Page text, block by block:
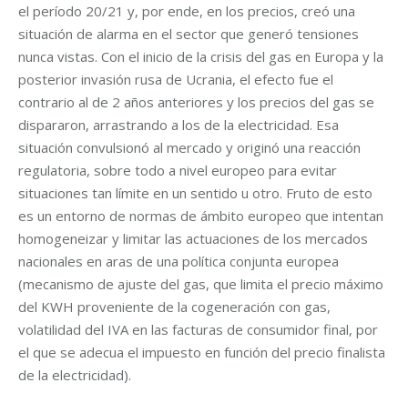
el período 20/21 y, por ende, en los precios, creó una
situación de alarma en el sector que generó tensiones
nunca vistas. Con el inicio de la crisis del gas en Europa y la
posterior invasión rusa de Ucrania, el efecto fue el
contrario al de 2 años anteriores y los precios del gas se
dispararon, arrastrando a los de la electricidad. Esa
situación convulsionó al mercado y originó una reacción
regulatoria, sobre todo a nivel europeo para evitar
situaciones tan límite en un sentido u otro. Fruto de esto
es un entorno de normas de ámbito europeo que intentan
homogeneizar y limitar las actuaciones de los mercados
nacionales en aras de una política conjunta europea
(mecanismo de ajuste del gas, que limita el precio máximo
del KWH proveniente de la cogeneración con gas,
volatilidad del IVA en las facturas de consumidor final, por
el que se adecua el impuesto en función del precio finalista
de la electricidad).